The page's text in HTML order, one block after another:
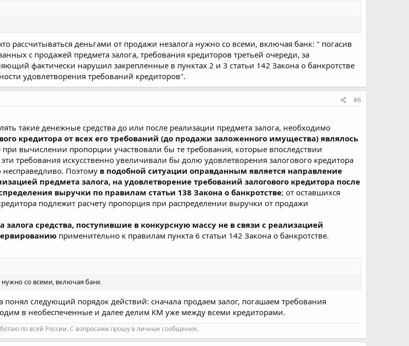
рассчитываться деньгами от продажи незалога нужно со всеми, включая банк: " погасив
с продажей предмета залога, требования кредиторов третьей очереди, за
фактически нарушил закрепленные в пунктах 2 и 3 статьи 142 Закона о банкротстве
удовлетворения требований кредиторов".
#6
такие денежные средства до или после реализации предмета залога, необходимо
кредитора от всех его требований (до продажи заложенного имущества) являлось
при вычислении пропорции участвовали бы те требования, которые впоследствии
эти требования искусственно увеличивали бы долю удовлетворения залогового кредитора
Поэтому в подобной ситуации оправданным является направление
предмета залога, на удовлетворение требований залогового кредитора после
выручки по правилам статьи 138 Закона о банкротстве; от оставшихся
подлежит расчету пропорция при распределении выручки от продажи
средства, поступившие в конкурсную массу не в связи с реализацией
применительно к правилам пункта 6 статьи 142 Закона о банкротстве.
со всеми, включая банк
понял следующий порядок действий: сначала продаем залог, погашаем требования
в необеспеченные и далее делим КМ уже между всеми кредиторами.
по всей России. С вопросами прошу в личные сообщения.